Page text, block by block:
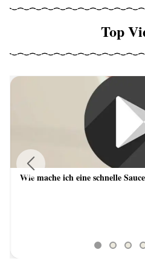
Top
Wie mache ich eine schnelle
Previous